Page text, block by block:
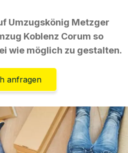
Umzugskönig Metzger
Koblenz Corum so
wie möglich zu gestalten.
anfragen